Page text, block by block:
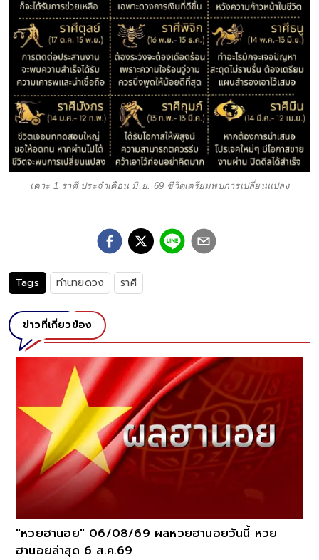
เคาะ 1 ราศี ประจำเดือน มิ.ย. 69 ชีวิตเตรียมพบการเปลี่ยนแปลง
Tags ทำนายดวง ราศี
ข่าวที่เกี่ยวข้อง
"หวยฮานอย" 06/08/69 ผลหวยฮานอยวันนี้ หวย
ฮานอยล่าสุด 6 ส.ค.69